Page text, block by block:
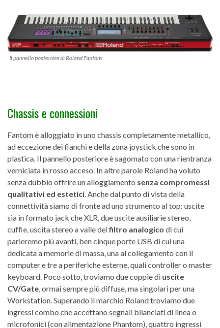
Il pannello posteriore di Roland Fantom
Chassis e connessioni
Fantom è alloggiato in uno chassis completamente metallico,
ad eccezione dei fianchi e della zona joystick che sono in
plastica. Il pannello posteriore è sagomato con una rientranza
verniciata in rosso acceso. In altre parole Roland ha voluto
senza dubbio offrire un alloggiamento senza compromessi
qualitativi ed estetici. Anche dal punto di vista della
connettività siamo di fronte ad uno strumento al top: uscite
sia in formato jack che XLR, due uscite ausiliarie stereo,
cuffie, uscita stereo a valle delfiltro analogico di cui
parleremo più avanti, ben cinque porte USB di cui una
dedicata a memorie di massa, una al collegamento con il
computer e tre a periferiche esterne, quali controller o master
keyboard. Poco sotto, troviamo due coppie di uscite
CV/Gate, ormai sempre più diffuse, ma singolari per una
Workstation. Superando il marchio Roland troviamo due
ingressi combo che accettano segnali bilanciati di linea o
microfonici (con alimentazione Phantom), quattro ingressi